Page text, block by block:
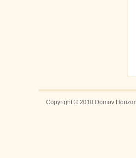
Copyright © 2010 Domov